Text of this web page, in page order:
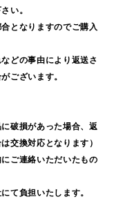
い。
となりますのでご購入
どの事由により返送さ
ございます。
破損があった場合、返
交換対応となります）
ご連絡いただいたもの
て負担いたします。